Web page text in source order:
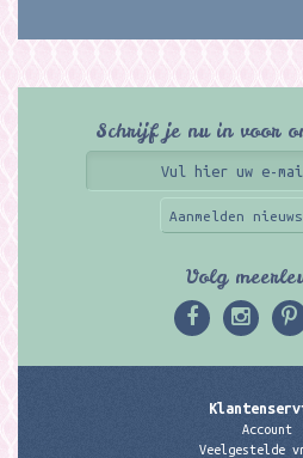
Schrijf je nu in voor
Aanmelden
Volg
Account
Veelgestelde